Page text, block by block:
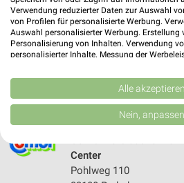
Combi
Detmolder Straße 85
33175 Bad Lippspringe
Heute 08:00 - 21:00
10,36 km
Center
Pohlweg 110
Verwendung reduzierter Daten zur Auswahl
von Profilen für personalisierte Werbung.
Auswahl personalisierter Werbung. Erstellung
Personalisierung von Inhalten. Verwendung
personalisierter Inhalte. Messung der
Kombinationen von Daten aus verschiedenen
Verbesserung der Angebote. Verwendung
von Inhalten.
Daten können außerhalb der Europäischen
USA gesendet werden.
Website/App.
Partnerliste anzeigen (1 IAB-Anbieter)
Alle akzeptieren
Nein, anpassen